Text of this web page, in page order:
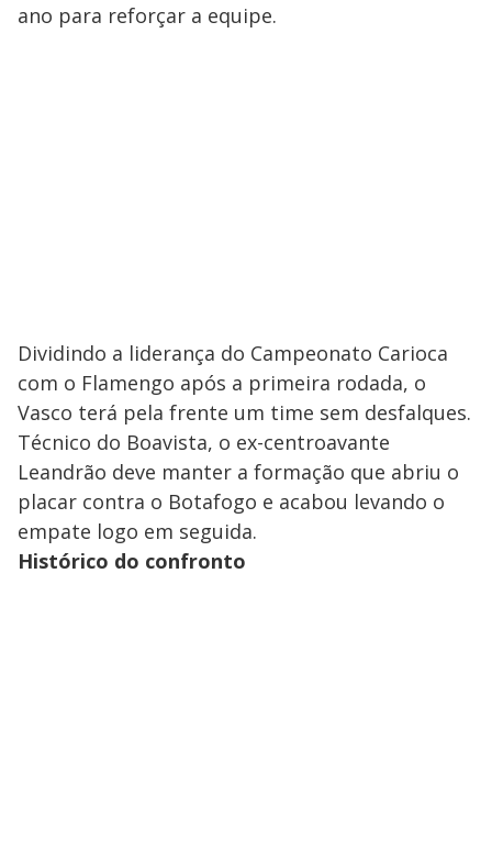
ano para reforçar a equipe.
Dividindo a liderança do Campeonato Carioca
com o Flamengo após a primeira rodada, o
Vasco terá pela frente um time sem desfalques.
Técnico do Boavista, o ex-centroavante
Leandrão deve manter a formação que abriu o
placar contra o Botafogo e acabou levando o
empate logo em seguida.
Histórico do confronto